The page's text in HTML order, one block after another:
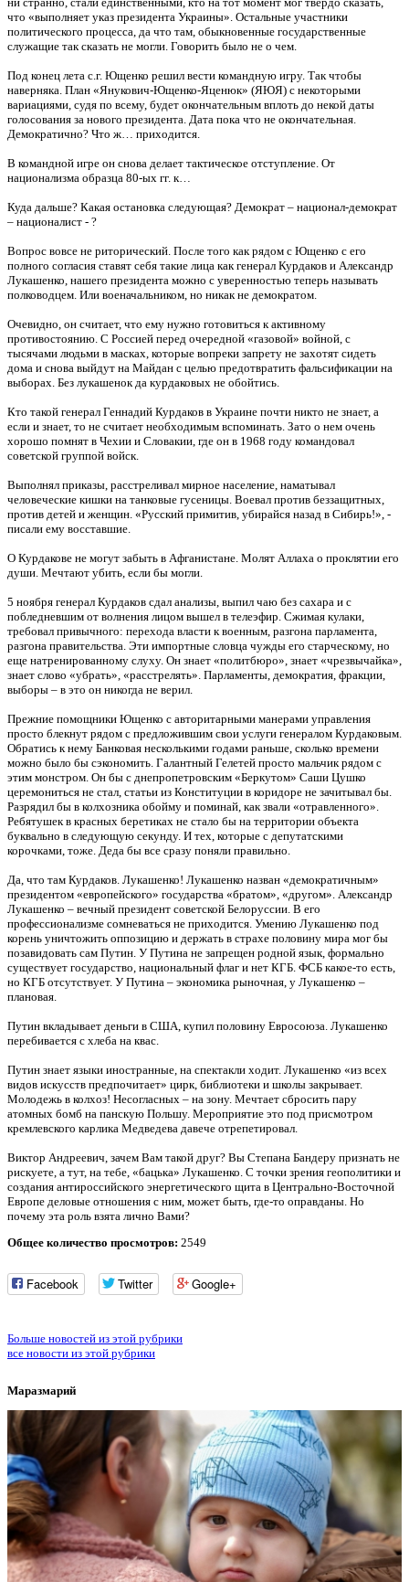
что «выполняет указ президента Украины». Остальные участники
политического процесса, да что там, обыкновенные государственные
служащие так сказать не могли. Говорить было не о чем.
Под конец лета с.г. Ющенко решил вести командную игру. Так чтобы
наверняка. План «Янукович-Ющенко-Яценюк» (ЯЮЯ) с некоторыми
вариациями, судя по всему, будет окончательным вплоть до некой даты
голосования за нового президента. Дата пока что не окончательная.
Демократично? Что ж… приходится.
В командной игре он снова делает тактическое отступление. От
национализма образца 80-ых гг. к…
Куда дальше? Какая остановка следующая? Демократ – национал-демократ
– националист - ?
Вопрос вовсе не риторический. После того как рядом с Ющенко с его
полного согласия ставят себя такие лица как генерал Курдаков и Александр
Лукашенко, нашего президента можно с уверенностью теперь называть
полководцем. Или военачальником, но никак не демократом.
Очевидно, он считает, что ему нужно готовиться к активному
противостоянию. С Россией перед очередной «газовой» войной, с
тысячами людьми в масках, которые вопреки запрету не захотят сидеть
дома и снова выйдут на Майдан с целью предотвратить фальсификации на
выборах. Без лукашенок да курдаковых не обойтись.
Кто такой генерал Геннадий Курдаков в Украине почти никто не знает, а
если и знает, то не считает необходимым вспоминать. Зато о нем очень
хорошо помнят в Чехии и Словакии, где он в 1968 году командовал
советской группой войск.
Выполнял приказы, расстреливал мирное население, наматывал
человеческие кишки на танковые гусеницы. Воевал против беззащитных,
против детей и женщин. «Русский примитив, убирайся назад в Сибирь!», -
писали ему восставшие.
О Курдакове не могут забыть в Афганистане. Молят Аллаха о проклятии его
души. Мечтают убить, если бы могли.
5 ноября генерал Курдаков сдал анализы, выпил чаю без сахара и с
побледневшим от волнения лицом вышел в телеэфир. Сжимая кулаки,
требовал привычного: перехода власти к военным, разгона парламента,
разгона правительства. Эти импортные словца чужды его старческому, но
еще натренированному слуху. Он знает «политбюро», знает «чрезвычайка»,
знает слово «убрать», «расстрелять». Парламенты, демократия, фракции,
выборы – в это он никогда не верил.
Прежние помощники Ющенко с авторитарными манерами управления
просто блекнут рядом с предложившим свои услуги генералом Курдаковым.
Обратись к нему Банковая несколькими годами раньше, сколько времени
можно было бы сэкономить. Галантный Гелетей просто мальчик рядом с
этим монстром. Он бы с днепропетровским «Беркутом» Саши Цушко
церемониться не стал, статьи из Конституции в коридоре не зачитывал бы.
Разрядил бы в колхозника обойму и поминай, как звали «отравленного».
Ребятушек в красных беретиках не стало бы на территории объекта
буквально в следующую секунду. И тех, которые с депутатскими
корочками, тоже. Деда бы все сразу поняли правильно.
Да, что там Курдаков. Лукашенко! Лукашенко назван «демократичным»
президентом «европейского» государства «братом», «другом». Александр
Лукашенко – вечный президент советской Белоруссии. В его
профессионализме сомневаться не приходится. Умению Лукашенко под
корень уничтожить оппозицию и держать в страхе половину мира мог бы
позавидовать сам Путин. У Путина не запрещен родной язык, формально
существует государство, национальный флаг и нет КГБ. ФСБ какое-то есть,
но КГБ отсутствует. У Путина – экономика рыночная, у Лукашенко –
плановая.
Путин вкладывает деньги в США, купил половину Евросоюза. Лукашенко
перебивается с хлеба на квас.
Путин знает языки иностранные, на спектакли ходит. Лукашенко «из всех
видов искусств предпочитает» цирк, библиотеки и школы закрывает.
Молодежь в колхоз! Несогласных – на зону. Мечтает сбросить пару
атомных бомб на панскую Польшу. Мероприятие это под присмотром
кремлевского карлика Медведева давече отрепетировал.
Виктор Андреевич, зачем Вам такой друг? Вы Степана Бандеру признать не
рискуете, а тут, на тебе, «бацька» Лукашенко. С точки зрения геополитики и
создания антироссийского энергетического щита в Центрально-Восточной
Европе деловые отношения с ним, может быть, где-то оправданы. Но
почему эта роль взята лично Вами?
Общее количество просмотров: 2549
Facebook Twitter Google+
Больше новостей из этой рубрики
все новости из этой рубрики
Маразмарий